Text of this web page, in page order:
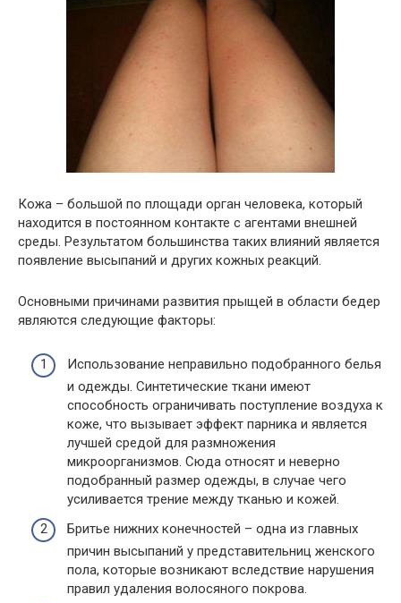
Кожа – большой по площади орган человека, который
находится в постоянном контакте с агентами внешней
среды. Результатом большинства таких влияний является
появление высыпаний и других кожных реакций.
Основными причинами развития прыщей в области бедер
являются следующие факторы:
Использование неправильно подобранного белья
и одежды. Синтетические ткани имеют
способность ограничивать поступление воздуха к
коже, что вызывает эффект парника и является
лучшей средой для размножения
микроорганизмов. Сюда относят и неверно
подобранный размер одежды, в случае чего
усиливается трение между тканью и кожей.
Бритье нижних конечностей – одна из главных
причин высыпаний у представительниц женского
пола, которые возникают вследствие нарушения
правил удаления волосяного покрова.